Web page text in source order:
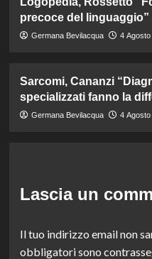
precoce del linguaggio”
Germana Bevilacqua 4
Sarcomi, Cananzi
specializzati fanno la
Germana Bevilacqua 4
Lascia un
Il tuo indirizzo email non
obbligatori sono